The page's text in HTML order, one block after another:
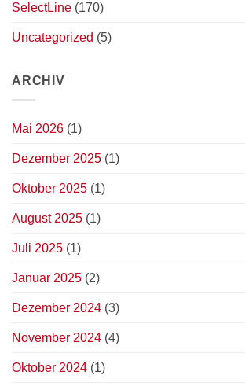
SelectLine (170)
Uncategorized (5)
ARCHIV
Mai 2026 (1)
Dezember 2025 (1)
Oktober 2025 (1)
August 2025 (1)
Juli 2025 (1)
Januar 2025 (2)
Dezember 2024 (3)
November 2024 (4)
Oktober 2024 (1)